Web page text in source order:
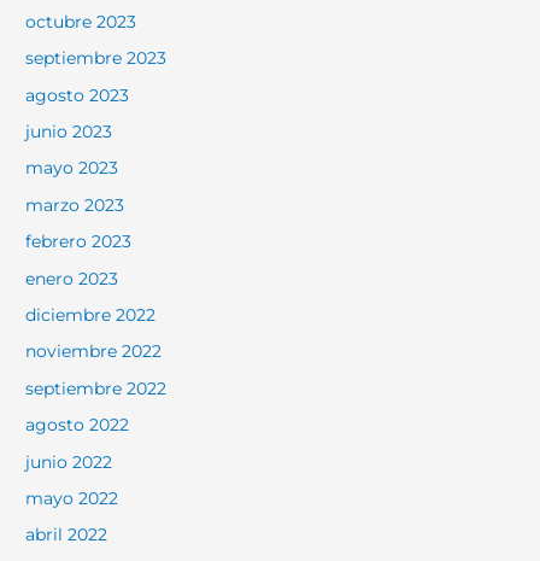
octubre 2023
septiembre 2023
agosto 2023
junio 2023
mayo 2023
marzo 2023
febrero 2023
enero 2023
diciembre 2022
noviembre 2022
septiembre 2022
agosto 2022
junio 2022
mayo 2022
abril 2022